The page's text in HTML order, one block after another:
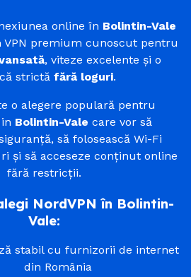
online în Bolintin-Vale
VPN premium cunoscut pentru
, viteze excelente și o
strictă fără loguri.
o alegere populară pentru
Bolintin-Vale care vor să
să folosească Wi-Fi
și să acceseze conținut online
fără restricții.
NordVPN în Bolintin-
Vale:
stabil cu furnizorii de internet
din România